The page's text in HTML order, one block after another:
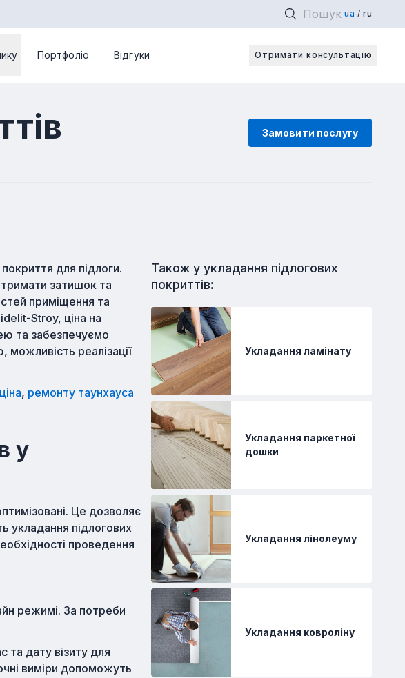
ua ru
Портфоліо Відгуки Отримати консультацiю
Замовити послугу
для підлоги.
затишок та
приміщення та
Stroy, ціна на
та забезпечуємо
реалізації
, ремонту таунхауса
у
Це дозволяє
укладання підлогових
проведення
режимі. За потреби
та дату візиту для
виміри допоможуть
Також у укладання підлогових
покриттів:
Укладання ламінату
Укладання паркетної
дошки
Укладання лінолеуму
Укладання ковроліну